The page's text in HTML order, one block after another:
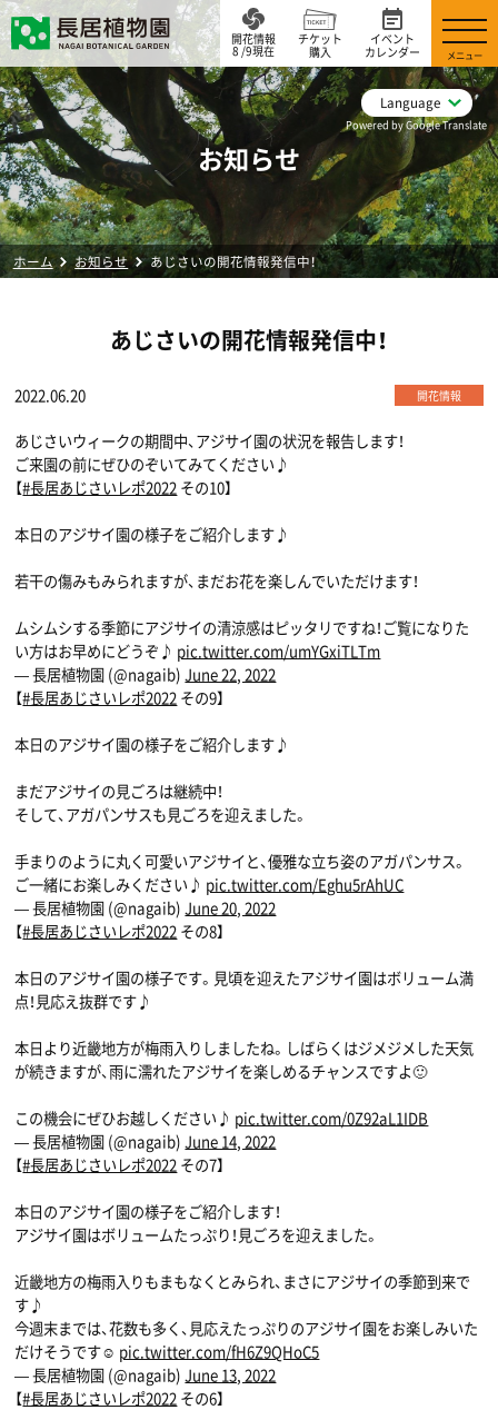
Language
Powered by Google Translate
開花情報
8 /9現在
チケット
購入
イベント
カレンダー
メニュー
お知らせ
ホーム お知らせ あじさいの開花情報発信中！
あじさいの開花情報発信中！
2022.06.20 開花情報
あじさいウィークの期間中、アジサイ園の状況を報告します！
ご来園の前にぜひのぞいてみてください♪
【#長居あじさいレポ2022 その10】
本日のアジサイ園の様子をご紹介します♪
若干の傷みもみられますが、まだお花を楽しんでいただけます！
ムシムシする季節にアジサイの清涼感はピッタリですね！ご覧になりた
い方はお早めにどうぞ♪ pic.twitter.com/umYGxiTLTm
— 長居植物園 (@nagaib)June 22, 2022
【#長居あじさいレポ2022 その9】
本日のアジサイ園の様子をご紹介します♪
まだアジサイの見ごろは継続中！
そして、アガパンサスも見ごろを迎えました。
手まりのように丸く可愛いアジサイと、優雅な立ち姿のアガパンサス。
ご一緒にお楽しみください♪ pic.twitter.com/Eghu5rAhUC
— 長居植物園 (@nagaib)June 20, 2022
【#長居あじさいレポ2022 その8】
本日のアジサイ園の様子です。見頃を迎えたアジサイ園はボリューム満
点！見応え抜群です♪
本日より近畿地方が梅雨入りしましたね。しばらくはジメジメした天気
が続きますが、雨に濡れたアジサイを楽しめるチャンスですよ🙂
この機会にぜひお越しください♪ pic.twitter.com/0Z92aL1IDB
— 長居植物園 (@nagaib)June 14, 2022
【#長居あじさいレポ2022 その7】
本日のアジサイ園の様子をご紹介します！
アジサイ園はボリュームたっぷり！見ごろを迎えました。
近畿地方の梅雨入りもまもなくとみられ、まさにアジサイの季節到来で
す♪
今週末までは、花数も多く、見応えたっぷりのアジサイ園をお楽しみいた
だけそうです☺ pic.twitter.com/fH6Z9QHoC5
— 長居植物園 (@nagaib)June 13, 2022
【#長居あじさいレポ2022 その6】